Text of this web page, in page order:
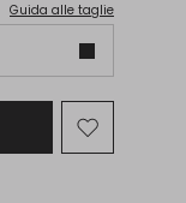
Guida alle taglie
Sposta
nella